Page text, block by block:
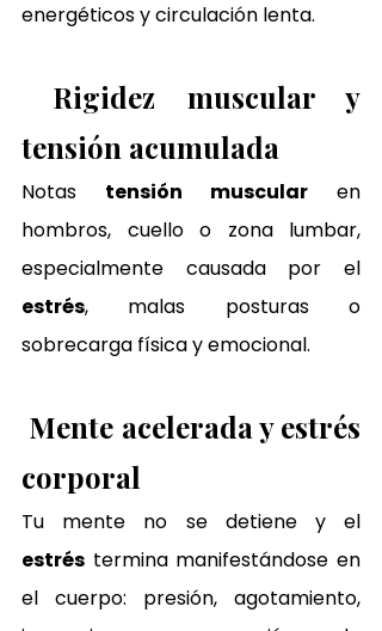
energéticos y circulación lenta.
Rigidez muscular y
tensión acumulada
Notas tensión muscular en
hombros, cuello o zona lumbar,
estrés, malas posturas o
sobrecarga física y emocional.
Mente acelerada y estrés
corporal
estrés termina manifestándose en
el cuerpo: presión, agotamiento,